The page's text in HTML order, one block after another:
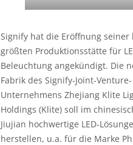
Signify hat die Eröffnung seiner
größten Produktionsstätte für
Beleuchtung angekündigt. Die
Fabrik des Signify-Joint-Venture-
Unternehmens Zhejiang Klite
Holdings (Klite) soll im
Jiujian hochwertige LED-
herstellen, u.a. für die Marke